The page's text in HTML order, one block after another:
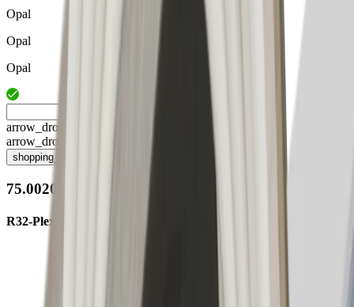
Opal
Opal
Opal
arrow_drop_up
arrow_drop_down
shopping_cart
75.00205.00
R32-Plexiglasabdeckung 321mm